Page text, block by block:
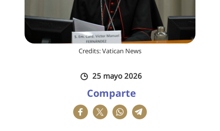
Credits: Vatican News
25 mayo 2026
Comparte